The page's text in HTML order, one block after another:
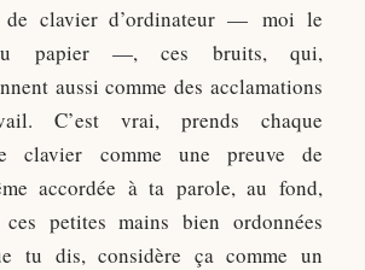
de clavier d’ordinateur — moi le
papier —, ces bruits, qui,
aussi comme des acclamations
C’est vrai, prends chaque
clavier comme une preuve de
accordée à ta parole, au fond,
petites mains bien ordonnées
tu dis, considère ça comme un